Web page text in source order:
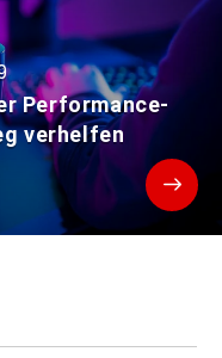
Performance-
verhelfen